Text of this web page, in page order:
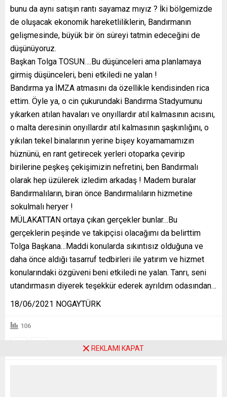
bunu da aynı satışın rantı sayamaz mıyız ? İki bölgemizde
de oluşacak ekonomik hareketliliklerin, Bandırmanın
gelişmesinde, büyük bir ön süreyi tatmin edeceğini de
düşünüyoruz.
Başkan Tolga TOSUN….Bu düşünceleri ama planlamaya
girmiş düşünceleri, beni etkiledi ne yalan !
Bandırma ya İMZA atmasını da özellikle kendisinden rica
ettim. Öyle ya, o cin çukurundaki Bandırma Stadyumunu
yıkarken atılan havaları ve onyıllardır atıl kalmasının acısını,
o malta deresinin onyıllardır atıl kalmasının şaşkınlığını, o
yıkılan tekel binalarının yerine bişey koyamamamızın
hüznünü, en rant getirecek yerleri otoparka çevirip
birilerine peşkeş çekişimizin nefretini, ben Bandırmalı
olarak hep üzülerek izledim arkadaş ! Madem buralar
Bandırmalıların, biran önce Bandırmalıların hizmetine
sokulmalı heryer !
MÜLAKATTAN ortaya çıkan gerçekler bunlar…Bu
gerçeklerin peşinde ve takipçisi olacağımı da belirttim
Tolga Başkana…Maddi konularda sıkıntısız olduğuna ve
daha önce aldığı tasarruf tedbirleri ile yatırım ve hizmet
konularındaki özgüveni beni etkiledi ne yalan. Tanrı, seni
utandırmasın diyerek teşekkür ederek ayrıldım odasından…
18/06/2021 NOGAYTÜRK
106
REKLAMI KAPAT